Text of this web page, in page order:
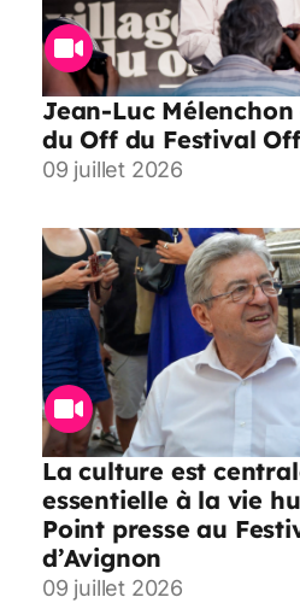
Jean-Luc
du Off du Festival
09 juillet 2026
La culture est
essentielle à la vie
Point presse au
d’Avignon
09 juillet 2026